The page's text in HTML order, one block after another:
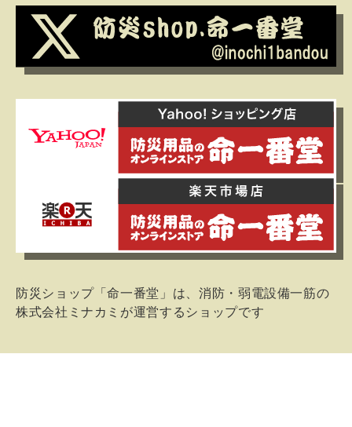
防災ショップ「命一番堂」は、消防・弱電設備一筋の
株式会社ミナカミが運営するショップです